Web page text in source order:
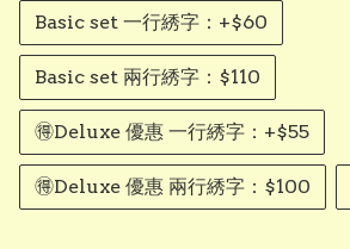
Basic set 一行綉字：+$60
Basic set 兩行綉字：$110
🉐Deluxe 優惠 一行綉字：+$55
🉐Deluxe 優惠 兩行綉字：$100